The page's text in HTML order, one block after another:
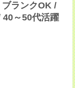
ランクOK /
40～50代活躍